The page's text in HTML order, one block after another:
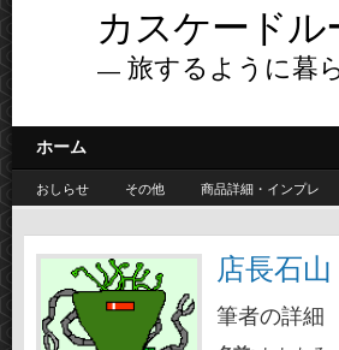
カスケード
— 旅するように暮
ホーム
おしらせ その他 商品詳細・インプレ
店長石山
筆者の詳細